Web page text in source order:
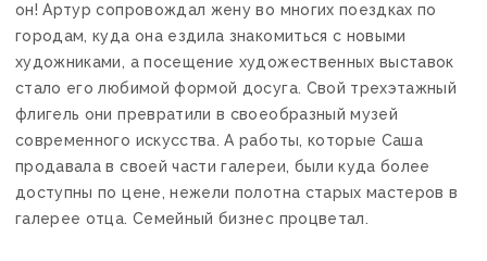
он! Артур сопровождал жену во многих поездках по
городам, куда она ездила знакомиться с новыми
художниками, а посещение художественных выставок
стало его любимой формой досуга. Свой трехэтажный
флигель они превратили в своеобразный музей
современного искусства. А работы, которые Саша
продавала в своей части галереи, были куда более
доступны по цене, нежели полотна старых мастеров в
галерее отца. Семейный бизнес процветал.